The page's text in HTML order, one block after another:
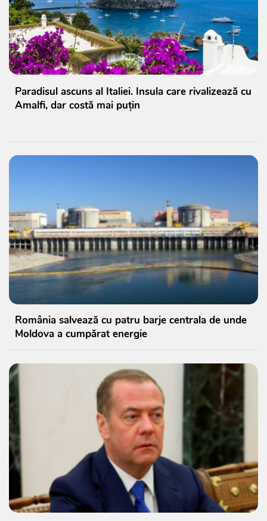
Paradisul ascuns al Italiei. Insula care rivalizează cu
Amalfi, dar costă mai puțin
România salvează cu patru barje centrala de unde
Moldova a cumpărat energie